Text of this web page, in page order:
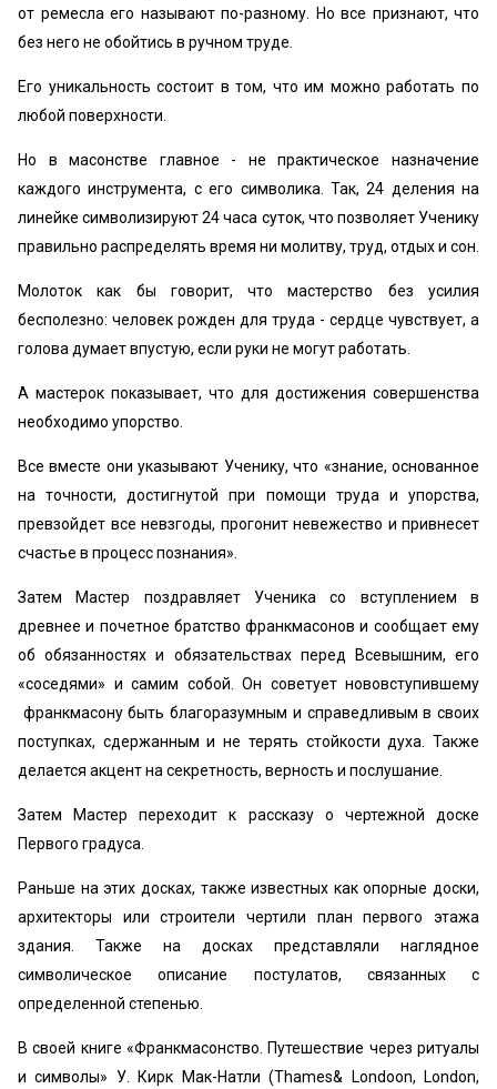
от ремесла его называют по-разному. Но все признают, что
без него не обойтись в ручном труде.
Его уникальность состоит в том, что им можно работать по
любой поверхности.
Но в масонстве главное - не практическое назначение
каждого инструмента, с его символика. Так, 24 деления на
линейке символизируют 24 часа суток, что позволяет Ученику
правильно распределять время ни молитву, труд, отдых и сон.
Молоток как бы говорит, что мастерство без усилия
бесполезно: человек рожден для труда - сердце чувствует, а
голова думает впустую, если руки не могут работать.
А мастерок показывает, что для достижения совершенства
необходимо упорство.
Все вместе они указывают Ученику, что «знание, основанное
на точности, достигнутой при помощи труда и упорства,
превзойдет все невзгоды, прогонит невежество и привнесет
счастье в процесс познания».
Затем Мастер поздравляет Ученика со вступлением в
древнее и почетное братство франкмасонов и сообщает ему
об обязанностях и обязательствах перед Всевышним, его
«соседями» и самим собой. Он советует нововступившему
франкмасону быть благоразумным и справедливым в своих
поступках, сдержанным и не терять стойкости духа. Также
делается акцент на секретность, верность и послушание.
Затем Мастер переходит к рассказу о чертежной доске
Первого градуса.
Раньше на этих досках, также известных как опорные доски,
архитекторы или строители чертили план первого этажа
здания. Также на досках представляли наглядное
символическое описание постулатов, связанных с
определенной степенью.
В своей книге «Франкмасонство. Путешествие через ритуалы
и символы» У. Кирк Мак-Натли (Thames& Londoon, London,